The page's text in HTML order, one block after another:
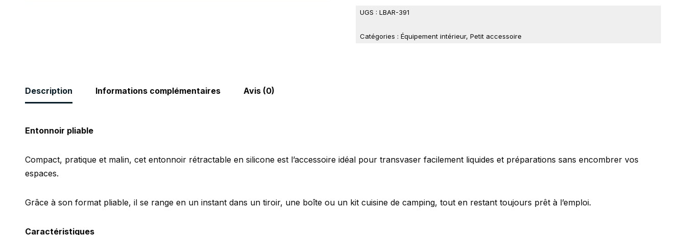
UGS : LBAR-391
Catégories : Équipement intérieur, Petit accessoire
Description Informations complémentaires Avis (0)
Entonnoir pliable
Compact, pratique et malin, cet entonnoir rétractable en silicone est l’accessoire idéal pour transvaser facilement liquides et préparations sans encombrer vos
espaces.
Grâce à son format pliable, il se range en un instant dans un tiroir, une boîte ou un kit cuisine de camping, tout en restant toujours prêt à l’emploi.
Caractéristiques